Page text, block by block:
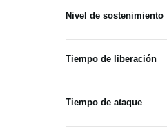
Nivel de sostenimiento
Tiempo de liberación
Tiempo de ataque